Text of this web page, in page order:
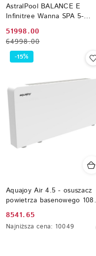
AstralPool BALANCE E
Infinitree Wanna SPA 5-
osobowa Old Timber + Audio
Bluetooth + ECOSpa
74134AC307
Cena
promocyjna:
51998.00
Cena
przed
promocją:
64998.00
Aquajoy Air 4.5 - osuszacz
powietrza basenowego 108
l/dobę (WiFi, montaż
ścienny/podłogowy)
Cena
promocyjna:
8541.65
Najniższa
Najniższa cena: 10049
-15%